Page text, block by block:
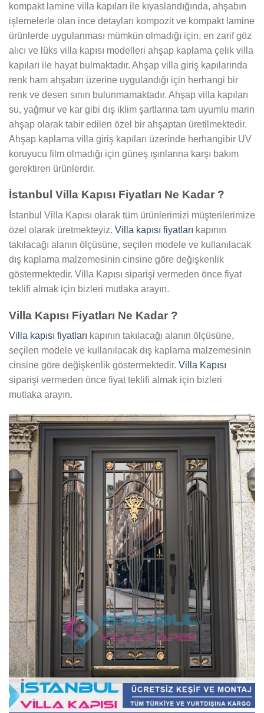
kompakt lamine villa kapıları ile kıyaslandığında, ahşabın
işlemelerle olan ince detayları kompozit ve kompakt lamine
ürünlerde uygulanması mümkün olmadığı için, en zarif göz
alıcı ve lüks villa kapısı modelleri ahşap kaplama çelik villa
kapıları ile hayat bulmaktadır. Ahşap villa giriş kapılarında
renk ham ahşabın üzerine uygulandığı için herhangi bir
renk ve desen sınırı bulunmamaktadır. Ahşap villa kapıları
su, yağmur ve kar gibi dış iklim şartlarına tam uyumlu marin
ahşap olarak tabir edilen özel bir ahşaptan üretilmektedir.
Ahşap kaplama villa giriş kapıları üzerinde herhangibir UV
koruyucu film olmadığı için güneş ışınlarına karşı bakım
gerektiren ürünlerdir.
İstanbul Villa Kapısı Fiyatları Ne Kadar ?
İstanbul Villa Kapısı olarak tüm ürünlerimizi müşterilerimize
özel olarak üretmekteyiz. Villa kapısı fiyatları kapının
takılacağı alanın ölçüsüne, seçilen modele ve kullanılacak
dış kaplama malzemesinin cinsine göre değişkenlik
göstermektedir. Villa Kapısı siparişi vermeden önce fiyat
teklifi almak için bizleri mutlaka arayın.
Villa Kapısı Fiyatları Ne Kadar ?
Villa kapısı fiyatları kapının takılacağı alanın ölçüsüne,
seçilen modele ve kullanılacak dış kaplama malzemesinin
cinsine göre değişkenlik göstermektedir. Villa Kapısı
siparişi vermeden önce fiyat teklifi almak için bizleri
mutlaka arayın.